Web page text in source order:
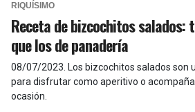
RIQUÍSIMO
Receta de bizcochitos salados:
que los de panadería
08/07/2023 Los bizcochitos salados son
para disfrutar como aperitivo o
ocasión.